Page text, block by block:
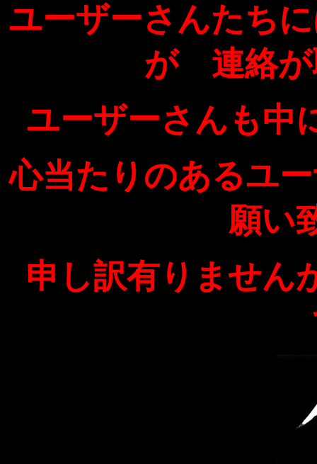
ユーザーさんたち
が 連絡が
ユーザーさんも中
心当たりのあるユ
願い
申し訳有りません